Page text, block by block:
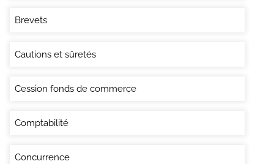
Brevets
Cautions et sûretés
Cession fonds de commerce
Comptabilité
Concurrence